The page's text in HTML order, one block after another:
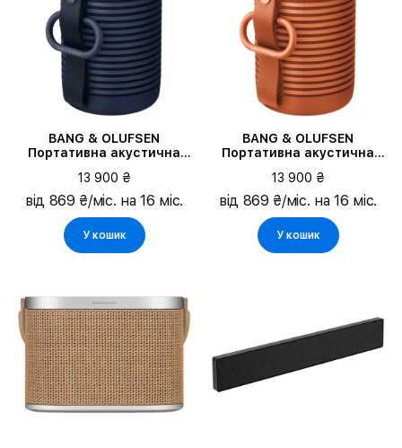
BANG & OLUFSEN
Портативна акустична
Explore, Темно-синій
13 900 ₴
від 869 ₴/міс. на 16 міс.
У кошик
BANG & OLUFSEN
Портативна акустична
Explore, Bonfire Orange
13 900 ₴
від 869 ₴/міс. на 16 міс.
У кошик